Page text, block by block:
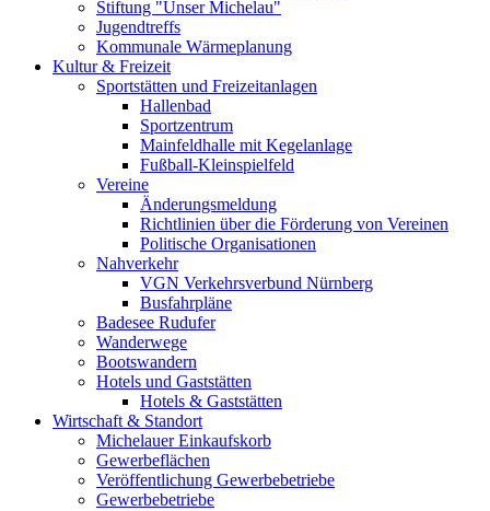
Stiftung "Unser Michelau"
Jugendtreffs
Kommunale Wärmeplanung
Kultur & Freizeit
Sportstätten und Freizeitanlagen
Hallenbad
Sportzentrum
Mainfeldhalle mit Kegelanlage
Fußball-Kleinspielfeld
Vereine
Änderungsmeldung
Richtlinien über die Förderung von Vereinen
Politische Organisationen
Nahverkehr
VGN Verkehrsverbund Nürnberg
Busfahrpläne
Badesee Rudufer
Wanderwege
Bootswandern
Hotels und Gaststätten
Hotels & Gaststätten
Wirtschaft & Standort
Michelauer Einkaufskorb
Gewerbeflächen
Veröffentlichung Gewerbebetriebe
Gewerbebetriebe